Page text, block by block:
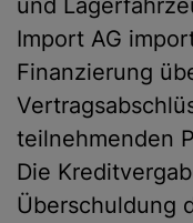
Import AG
Finanzierung
teilnehmenden
Die
Überschuldung